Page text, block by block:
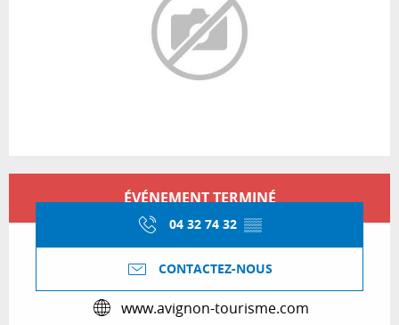
Ouverture et coordonnées
ÉVÉNEMENT TERMINÉ
04 32 74 32 ▒▒
CONTACTEZ-NOUS
www.avignon-tourisme.com